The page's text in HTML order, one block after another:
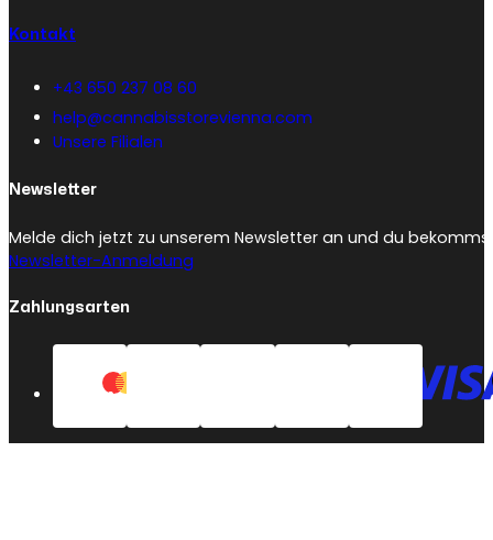
Kontakt
+43 650 237 08 60
help@cannabisstorevienna.com
Unsere Filialen
Newsletter
Melde dich jetzt zu unserem Newsletter an und du
Newsletter-Anmeldung
Zahlungsarten